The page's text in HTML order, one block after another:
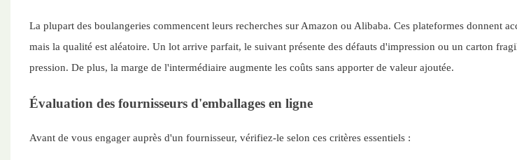
La plupart des boulangeries commencent leurs recherches sur Amazon ou Alibaba. Ces plateformes donnent
mais la qualité est aléatoire. Un lot arrive parfait, le suivant présente des défauts d'impression ou un carton
pression. De plus, la marge de l'intermédiaire augmente les coûts sans apporter de valeur ajoutée.
Évaluation des fournisseurs d'emballages en ligne
Avant de vous engager auprès d'un fournisseur, vérifiez-le selon ces critères essentiels :